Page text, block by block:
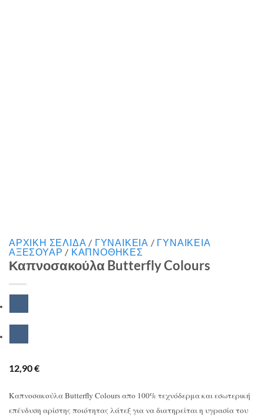
ΑΡΧΙΚΉ ΣΕΛΊΔΑ / ΓΥΝΑΙΚΕΙΑ / ΓΥΝΑΙΚΕΙΑ
ΑΞΕΣΟΥΑΡ / ΚΑΠΝΟΘΗΚΕΣ
Καπνοσακούλα Butterfly Colours
12,90€
Καπνοσακούλα Butterfly Colours απο 100% τεχνόδερμα και εσωτερική
επένδυση αρίστης ποιότητας λάτεξ για να διατηρείται η υγρασία του